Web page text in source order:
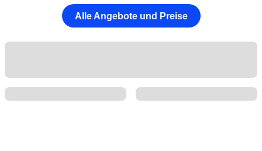
Alle Angebote und Preise